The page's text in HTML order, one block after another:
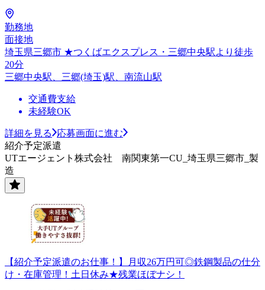
勤務地
面接地
埼玉県三郷市 ★つくばエクスプレス・三郷中央駅より徒歩
20分
三郷中央駅、三郷(埼玉)駅、南流山駅
交通費支給
未経験OK
詳細を見る
応募画面に進む
紹介予定派遣
UTエージェント株式会社 南関東第一CU_埼玉県三郷市_製
造
【紹介予定派遣のお仕事！】月収26万円可◎鉄鋼製品の仕分
け・在庫管理！土日休み★残業ほぼナシ！